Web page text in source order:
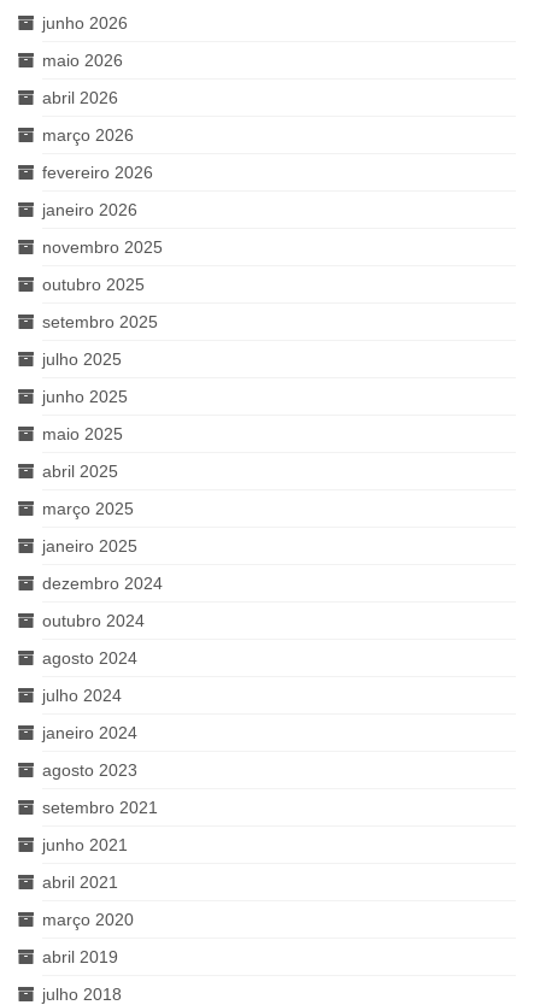
junho 2026
maio 2026
abril 2026
março 2026
fevereiro 2026
janeiro 2026
novembro 2025
outubro 2025
setembro 2025
julho 2025
junho 2025
maio 2025
abril 2025
março 2025
janeiro 2025
dezembro 2024
outubro 2024
agosto 2024
julho 2024
janeiro 2024
agosto 2023
setembro 2021
junho 2021
abril 2021
março 2020
abril 2019
julho 2018